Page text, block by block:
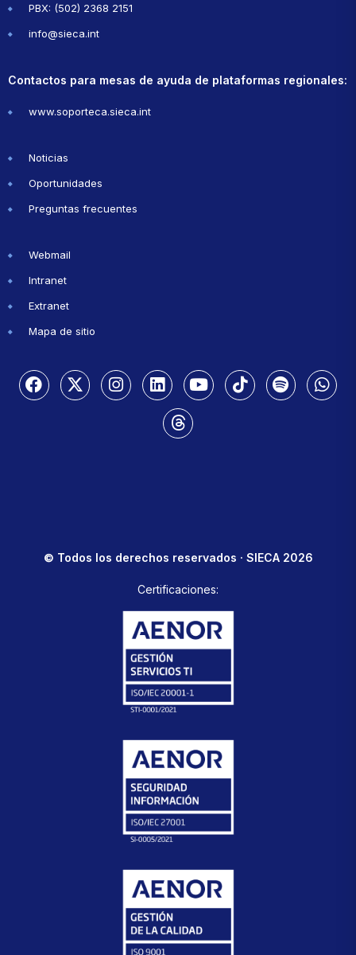
PBX: (502) 2368 2151
info@sieca.int
Contactos para mesas de ayuda de plataformas regionales:
www.soporteca.sieca.int
Noticias
Oportunidades
Preguntas frecuentes
Webmail
Intranet
Extranet
Mapa de sitio
© Todos los derechos reservados · SIECA 2026
Certificaciones: